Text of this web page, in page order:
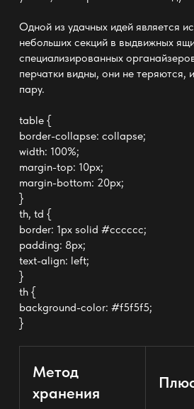
Одной из удачных идей является
небольших секций в выдвижных
специализированных
перчатки видны, они не теряются,
пару.
table {
border-collapse: collapse;
width: 100%;
margin-top: 10px;
margin-bottom: 20px;
}
th, td {
border: 1px solid #cccccc;
padding: 8px;
text-align: left;
}
th {
background-color: #f5f5f5;
}
Метод
хранения